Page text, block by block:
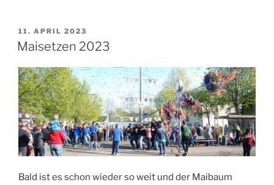
VERÖFFENTLICHT
AM
11. APRIL 2023
Maisetzen 2023
Bald ist es schon wieder so weit und der Maibaum